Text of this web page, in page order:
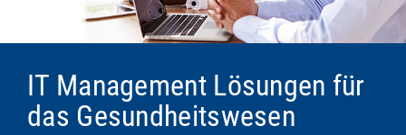
IT Management Lösungen für
das Gesundheitswesen